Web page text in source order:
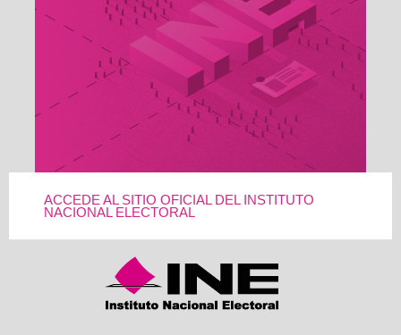
ACCEDE AL SITIO OFICIAL DEL INSTITUTO
NACIONAL ELECTORAL